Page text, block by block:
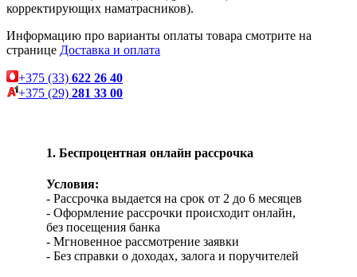
корректирующих наматрасников).
Информацию про варианты оплаты товара смотрите на
странице Доставка и оплата
+375 (33) 622 26 40
+375 (29) 281 33 00
1. Беспроцентная онлайн рассрочка
Условия:
- Рассрочка выдается на срок от 2 до 6 месяцев
- Оформление рассрочки происходит онлайн,
без посещения банка
- Мгновенное рассмотрение заявки
- Без справки о доходах, залога и поручителей